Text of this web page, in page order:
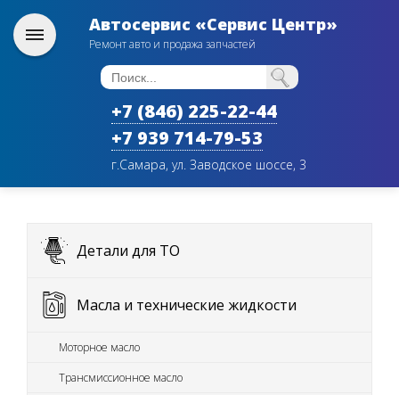
Автосервис «Сервис Центр»
Ремонт авто и продажа запчастей
+7 (846) 225-22-44
+7 939 714-79-53
г.Самара, ул. Заводское шоссе, 3
Детали для ТО
Масла и технические жидкости
Моторное масло
Трансмиссионное масло